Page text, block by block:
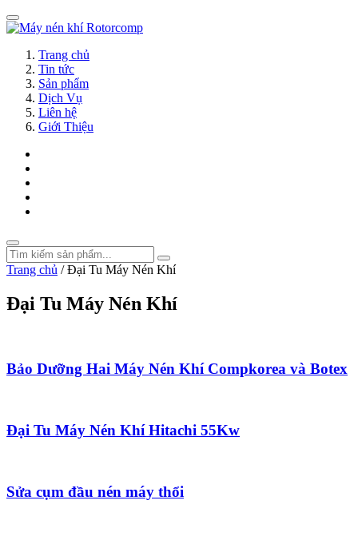
Trang chủ
Tin tức
Sản phẩm
Dịch Vụ
Liên hệ
Giới Thiệu
Trang chủ /Đại Tu Máy Nén Khí
Đại Tu Máy Nén Khí
Bảo Dưỡng Hai Máy Nén Khí Compkorea và Botex
Đại Tu Máy Nén Khí Hitachi 55Kw
Sửa cụm đầu nén máy thổi